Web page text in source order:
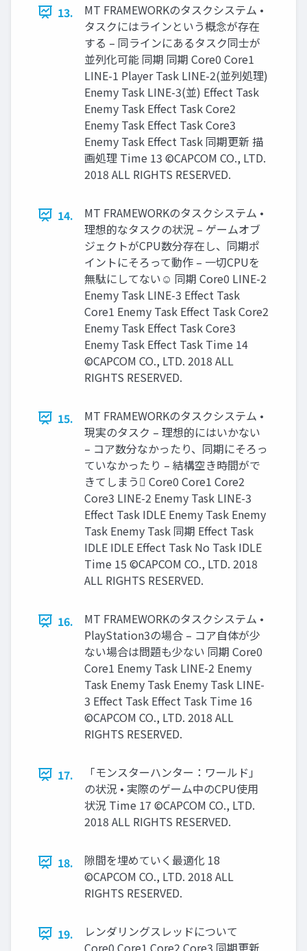
13.
MT FRAMEWORKのタスクシステム •
タスクにはラインという概念が存在
する – 同ラインにあるタスク同士が
並列化可能 同期 同期 Core0 Core1
LINE-1 Player Task LINE-2(並列処理)
Enemy Task LINE-3(並) Effect Task
Enemy Task Effect Task Core2
Enemy Task Effect Task Core3
Enemy Task Effect Task 同期更新 描
画処理 Time 13 ©CAPCOM CO., LTD.
2018 ALL RIGHTS RESERVED.
14.
MT FRAMEWORKのタスクシステム •
理想的なタスクの状況 – ゲームオブ
ジェクトがCPU数分存在し、同期ポ
イントにそろって動作 – 一切CPUを
無駄にしてない☺ 同期 Core0 LINE-2
Enemy Task LINE-3 Effect Task
Core1 Enemy Task Effect Task Core2
Enemy Task Effect Task Core3
Enemy Task Effect Task Time 14
©CAPCOM CO., LTD. 2018 ALL
RIGHTS RESERVED.
15.
MT FRAMEWORKのタスクシステム •
現実のタスク – 理想的にはいかない
– コア数分なかったり、同期にそろっ
ていなかったり – 結構空き時間がで
きてしまう Core0 Core1 Core2
Core3 LINE-2 Enemy Task LINE-3
Effect Task IDLE Enemy Task Enemy
Task Enemy Task 同期 Effect Task
IDLE IDLE Effect Task No Task IDLE
Time 15 ©CAPCOM CO., LTD. 2018
ALL RIGHTS RESERVED.
16.
MT FRAMEWORKのタスクシステム •
PlayStation3の場合 – コア自体が少
ない場合は問題も少ない 同期 Core0
Core1 Enemy Task LINE-2 Enemy
Task Enemy Task Enemy Task LINE-
3 Effect Task Effect Task Time 16
©CAPCOM CO., LTD. 2018 ALL
RIGHTS RESERVED.
17.
「モンスターハンター：ワールド」
の状況 • 実際のゲーム中のCPU使用
状況 Time 17 ©CAPCOM CO., LTD.
2018 ALL RIGHTS RESERVED.
18.
隙間を埋めていく最適化 18
©CAPCOM CO., LTD. 2018 ALL
RIGHTS RESERVED.
19.
レンダリングスレッドについて
Core0 Core1 Core2 Core3 同期更新